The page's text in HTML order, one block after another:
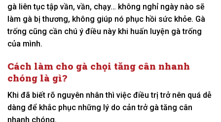
gà liên tục tập vần, vần, chạy… không nghỉ ngày nào sẽ
làm gà bị thương, không giúp nó phục hồi sức khỏe. Gà
trống cũng cần chú ý điều này khi huấn luyện gà trống
của mình.
Cách làm cho gà chọi tăng cân nhanh
chóng là gì?
Khi đã biết rõ nguyên nhân thì việc điều trị trở nên quá dễ
dàng để khắc phục những lý do cản trở gà tăng cân
nhanh chóng.